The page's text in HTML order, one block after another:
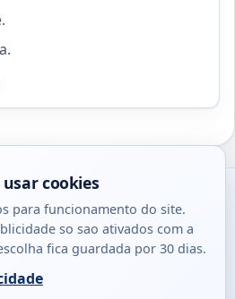
cookies
para funcionamento do site.
so sao ativados com a
fica guardada por 30 dias.